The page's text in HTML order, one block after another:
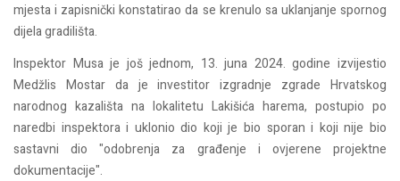
mjesta i zapisnički konstatirao da se krenulo sa uklanjanje spornog
dijela gradilišta.
Inspektor Musa je još jednom, 13. juna 2024. godine izvijestio
Medžlis Mostar da je investitor izgradnje zgrade Hrvatskog
narodnog kazališta na lokalitetu Lakišića harema, postupio po
naredbi inspektora i uklonio dio koji je bio sporan i koji nije bio
sastavni dio "odobrenja za građenje i ovjerene projektne
dokumentacije".